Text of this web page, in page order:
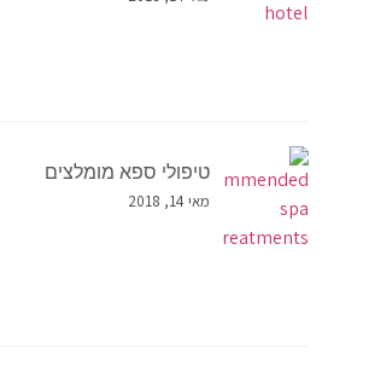
טיפולי ספא מומלצים
מאי 14, 2018